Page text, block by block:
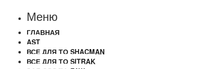
Меню
ГЛАВНАЯ
AST
ВСЕ ДЛЯ ТО SHACMAN
ВСЕ ДЛЯ ТО SITRAK